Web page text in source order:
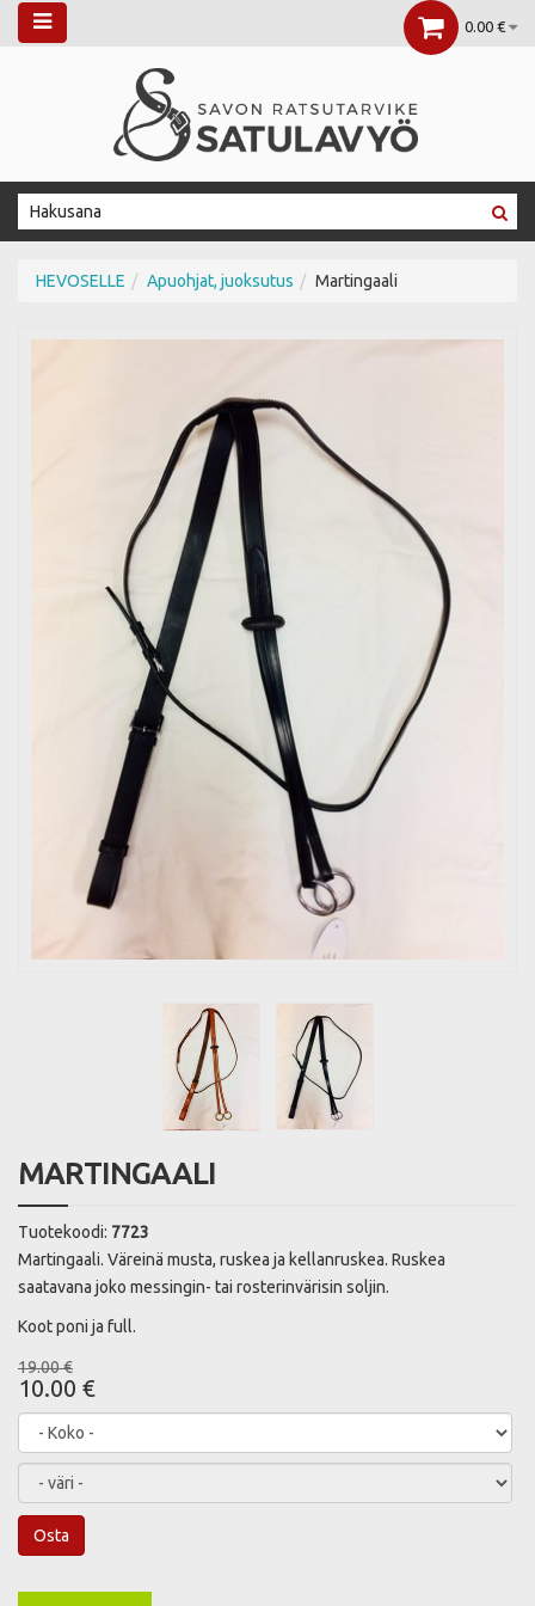
0.00 €
HEVOSELLE Apuohjat, juoksutus Martingaali
MARTINGAALI
Tuotekoodi: 7723
Martingaali. Väreinä musta, ruskea ja kellanruskea. Ruskea
saatavana joko messingin- tai rosterinvärisin soljin.
Koot poni ja full.
19.00 €
10.00 €
Osta